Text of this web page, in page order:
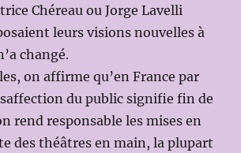
Chéreau ou Jorge Lavelli
leurs visions nouvelles à
changé.
on affirme qu’en France par
du public signifie fin de
rend responsable les mises en
des théâtres en main, la plupart